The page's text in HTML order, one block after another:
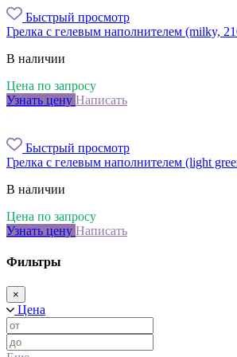
Быстрый просмотр
Грелка с гелевым наполнителем (milky,
В наличии
Цена по запросу
Узнать цену Написать
Быстрый просмотр
Грелка с гелевым наполнителем (light
В наличии
Цена по запросу
Узнать цену Написать
Фильтры
×
Цена